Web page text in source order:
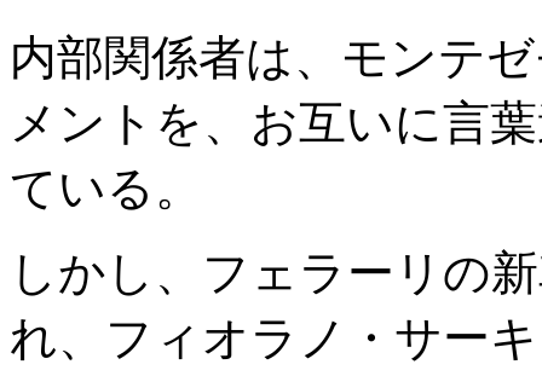
内部関係者は、モンテ
メントを、お互いに言
ている。
しかし、フェラーリの
れ、フィオラノ・サー